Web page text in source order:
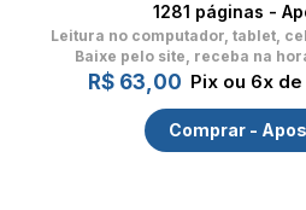
1281 páginas -
Leitura no computador, tablet,
Baixe pelo site, receba na
R$ 63,00 Pix ou 6x
Comprar -